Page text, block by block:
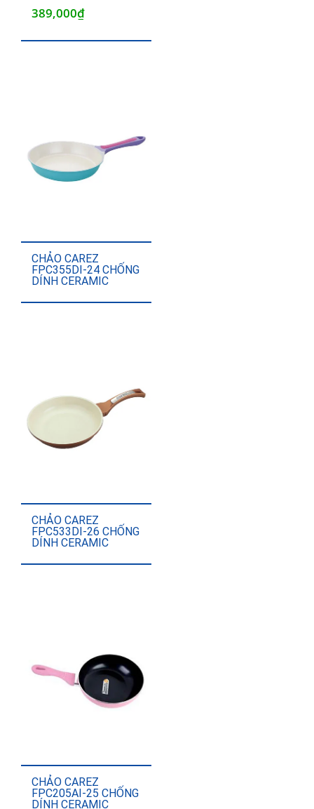
389,000₫
CHẢO CAREZ
FPC355DI-24 CHỐNG
DÍNH CERAMIC
CHẢO CAREZ
FPC533DI-26 CHỐNG
DÍNH CERAMIC
CHẢO CAREZ
FPC205AI-25 CHỐNG
DÍNH CERAMIC